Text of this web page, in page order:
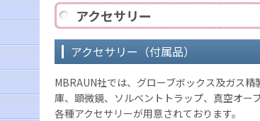
アクセサリー
アクセサリー（付属品）
MBRAUN社では、グローブボックス及ガス
庫、顕微鏡、ソルベントトラップ、真空オー
各種アクセサリーが用意されております。